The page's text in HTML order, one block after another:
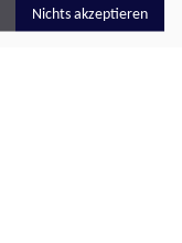
Nichts akzeptieren